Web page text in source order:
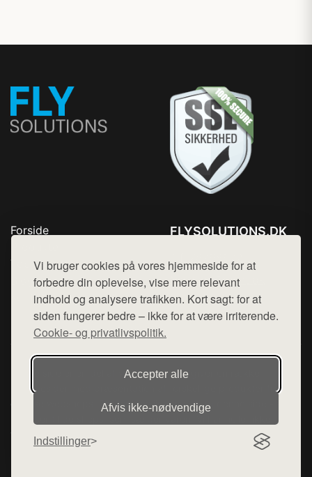
Vi bruger cookies på vores hjemmeside for at
forbedre din oplevelse, vise mere relevant
indhold og analysere trafikken. Kort sagt: for at
siden fungerer bedre – ikke for at være irriterende.
Cookie- og privatlivspolitik.
Accepter alle
Afvis ikke‑nødvendige
Indstillinger
Forside
Top Rabatter
Blog
Kontakt
FLYSOLUTIONS.DK
Mail: hej@want.dk
Cookie- og privatlivspolitik
Denne side er en del af want.dk, der udgiver en række
hjemmesider med præsentation af forskellige produkter fra
diverse webshops. Der sælges ikke varer fra denne side - vi
henviser til de shops, som sælger varen. Vi har heller ikke
varerne på lager.